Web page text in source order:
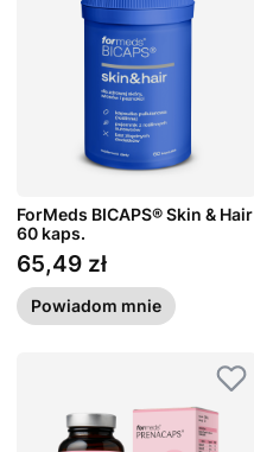
ForMeds BICAPS® Skin & Hair
60 kaps.
Cena
65,49 zł
Powiadom mnie